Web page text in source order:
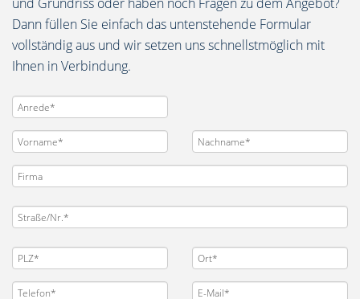
Dann füllen Sie einfach das untenstehende Formular
vollständig aus und wir setzen uns schnellstmöglich mit
Ihnen in Verbindung.